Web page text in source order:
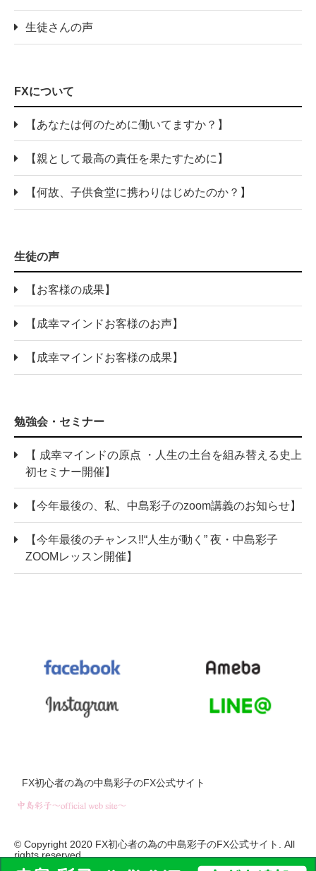
生徒さんの声
FXについて
【あなたは何のために働いてますか？】
【親として最高の責任を果たすために】
【何故、子供食堂に携わりはじめたのか？】
生徒の声
【お客様の成果】
【成幸マインドお客様のお声】
【成幸マインドお客様の成果】
勉強会・セミナー
【 成幸マインドの原点 ・人生の土台を組み替える史上
初セミナー開催】
【今年最後の、私、中島彩子のzoom講義のお知らせ】
【今年最後のチャンス‼“人生が動く” 夜・中島彩子
ZOOMレッスン開催】
FX初心者の為の中島彩子のFX公式サイト
© Copyright 2020 FX初心者の為の中島彩子のFX公式サイト. All
rights reserved.